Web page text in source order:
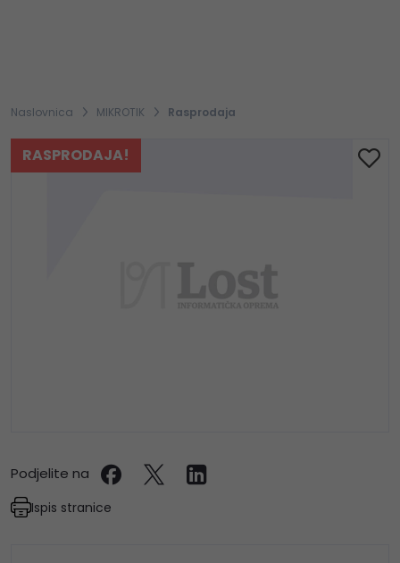
Naslovnica MIKROTIK Rasprodaja
RASPRODAJA!
Podjelite na
Ispis stranice